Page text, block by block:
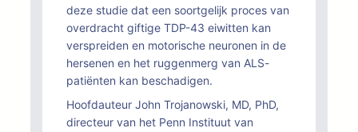
deze studie dat een soortgelijk proces van
overdracht giftige TDP-43 eiwitten kan
verspreiden en motorische neuronen in de
hersenen en het ruggenmerg van ALS-
patiënten kan beschadigen.
Hoofdauteur John Trojanowski, MD, PhD,
directeur van het Penn Instituut van